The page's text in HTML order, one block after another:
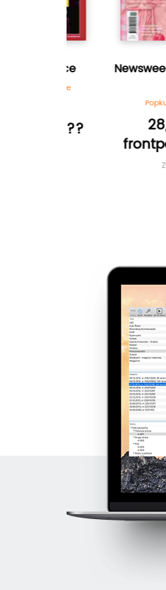
Newsweek
Popkultura/
28,00
z VAT 8%